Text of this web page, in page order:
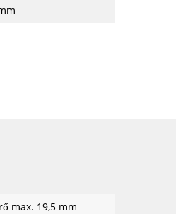
max. 19,5 mm